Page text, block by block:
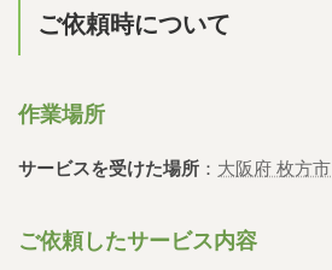
ご依頼時について
作業場所
サービスを受けた場所 ： 大阪府 枚方市
ご依頼したサービス内容